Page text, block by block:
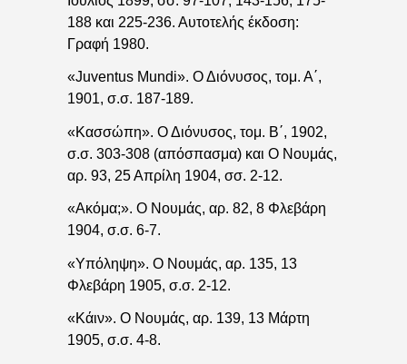
188 και 225-236. Αυτοτελής έκδοση:
Γραφή 1980.
«Juventus Mundi». Ο Διόνυσος, τομ. Α΄,
1901, σ.σ. 187-189.
«Κασσώπη». Ο Διόνυσος, τομ. Β΄, 1902,
σ.σ. 303-308 (απόσπασμα) και Ο Νουμάς,
αρ. 93, 25 Απρίλη 1904, σσ. 2-12.
«Ακόμα;». Ο Νουμάς, αρ. 82, 8 Φλεβάρη
1904, σ.σ. 6-7.
«Υπόληψη». Ο Νουμάς, αρ. 135, 13
Φλεβάρη 1905, σ.σ. 2-12.
«Κάιν». Ο Νουμάς, αρ. 139, 13 Μάρτη
1905, σ.σ. 4-8.